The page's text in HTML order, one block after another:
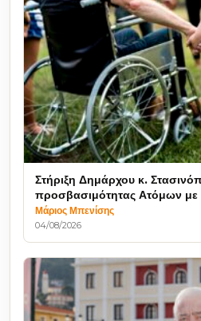
Στήριξη Δημάρχου κ.
προσβασιμότητας Ατόμων
Μάριος Μπενίσης
04/08/2026